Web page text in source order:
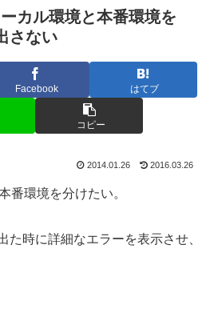
カル環境と本番環境を
さない
Facebook はてブ
コピー
2014.01.26 2016.03.26
番環境を分けたい。
た時に詳細なエラーを表示させ、